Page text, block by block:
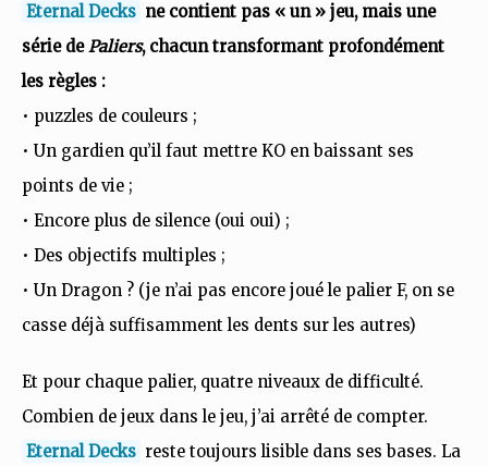
Eternal Decks ne contient pas « un » jeu, mais une
série dePaliers, chacun transformant profondément
les règles :
• puzzles de couleurs ;
• Un gardien qu’il faut mettre KO en baissant ses
points de vie ;
• Encore plus de silence (oui oui) ;
• Des objectifs multiples ;
• Un Dragon ? (je n’ai pas encore joué le palier F, on se
casse déjà suffisamment les dents sur les autres)
Et pour chaque palier, quatre niveaux de difficulté.
Combien de jeux dans le jeu, j’ai arrêté de compter.
Eternal Decks reste toujours lisible dans ses bases. La